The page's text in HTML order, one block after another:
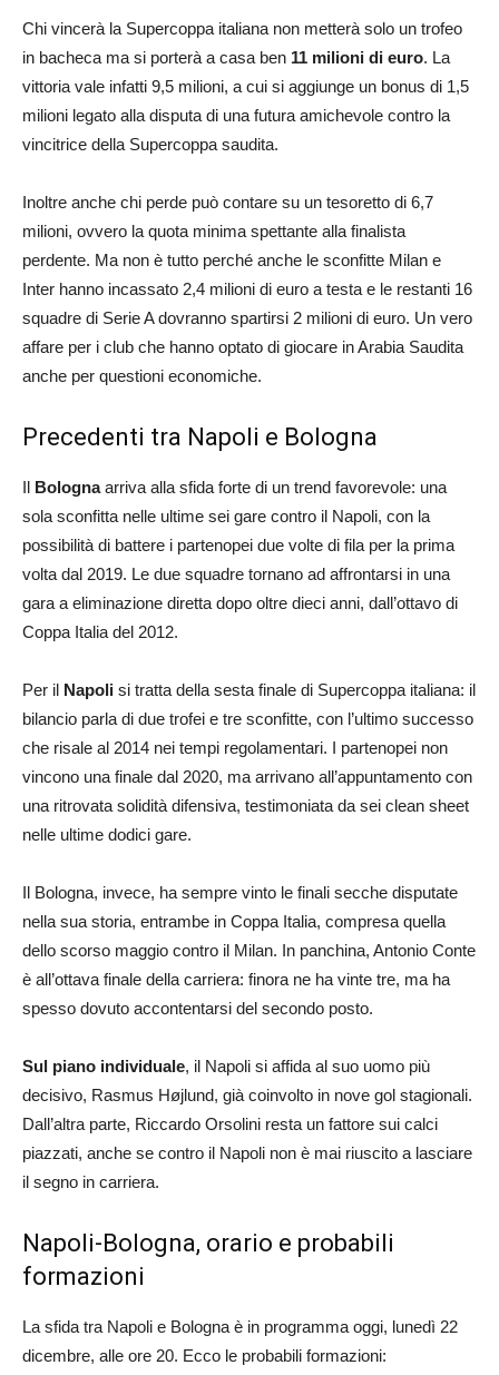
Chi vincerà la Supercoppa italiana non metterà solo un trofeo
in bacheca ma si porterà a casa ben 11 milioni di euro. La
vittoria vale infatti 9,5 milioni, a cui si aggiunge un bonus di 1,5
milioni legato alla disputa di una futura amichevole contro la
vincitrice della Supercoppa saudita.
Inoltre anche chi perde può contare su un tesoretto di 6,7
milioni, ovvero la quota minima spettante alla finalista
perdente. Ma non è tutto perché anche le sconfitte Milan e
Inter hanno incassato 2,4 milioni di euro a testa e le restanti 16
squadre di Serie A dovranno spartirsi 2 milioni di euro. Un vero
affare per i club che hanno optato di giocare in Arabia Saudita
anche per questioni economiche.
Precedenti tra Napoli e Bologna
Il Bolognaarriva alla sfida forte di un trend favorevole: una
sola sconfitta nelle ultime sei gare contro il Napoli, con la
possibilità di battere i partenopei due volte di fila per la prima
volta dal 2019. Le due squadre tornano ad affrontarsi in una
gara a eliminazione diretta dopo oltre dieci anni, dall’ottavo di
Coppa Italia del 2012.
Per il Napoli si tratta della sesta finale di Supercoppa italiana: il
bilancio parla di due trofei e tre sconfitte, con l’ultimo successo
che risale al 2014 nei tempi regolamentari. I partenopei non
vincono una finale dal 2020, ma arrivano all’appuntamento con
una ritrovata solidità difensiva, testimoniata da sei clean sheet
nelle ultime dodici gare.
Il Bologna, invece, ha sempre vinto le finali secche disputate
nella sua storia, entrambe in Coppa Italia, compresa quella
dello scorso maggio contro il Milan. In panchina, Antonio Conte
è all’ottava finale della carriera: finora ne ha vinte tre, ma ha
spesso dovuto accontentarsi del secondo posto.
Sul piano individuale, il Napoli si affida al suo uomo più
decisivo, Rasmus Højlund, già coinvolto in nove gol stagionali.
Dall’altra parte, Riccardo Orsolini resta un fattore sui calci
piazzati, anche se contro il Napoli non è mai riuscito a lasciare
il segno in carriera.
Napoli-Bologna, orario e probabili
formazioni
La sfida tra Napoli e Bologna è in programma oggi, lunedì 22
dicembre, alle ore 20. Ecco le probabili formazioni: